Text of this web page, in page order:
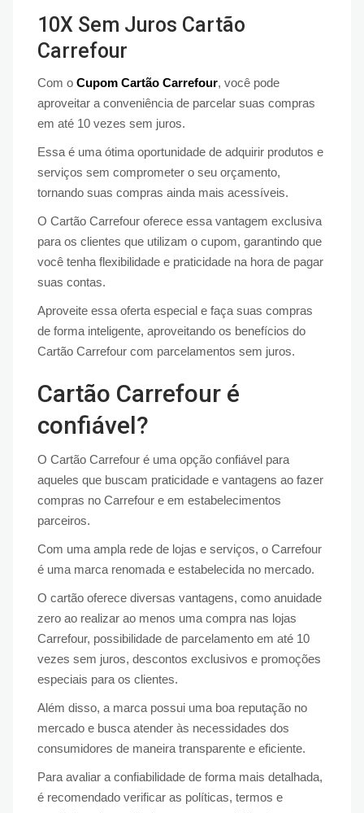
10X Sem Juros Cartão
Carrefour
Com o Cupom Cartão Carrefour, você pode
aproveitar a conveniência de parcelar suas compras
em até 10 vezes sem juros.
Essa é uma ótima oportunidade de adquirir produtos e
serviços sem comprometer o seu orçamento,
tornando suas compras ainda mais acessíveis.
O Cartão Carrefour oferece essa vantagem exclusiva
para os clientes que utilizam o cupom, garantindo que
você tenha flexibilidade e praticidade na hora de pagar
suas contas.
Aproveite essa oferta especial e faça suas compras
de forma inteligente, aproveitando os benefícios do
Cartão Carrefour com parcelamentos sem juros.
Cartão Carrefour é
confiável?
O Cartão Carrefour é uma opção confiável para
aqueles que buscam praticidade e vantagens ao fazer
compras no Carrefour e em estabelecimentos
parceiros.
Com uma ampla rede de lojas e serviços, o Carrefour
é uma marca renomada e estabelecida no mercado.
O cartão oferece diversas vantagens, como anuidade
zero ao realizar ao menos uma compra nas lojas
Carrefour, possibilidade de parcelamento em até 10
vezes sem juros, descontos exclusivos e promoções
especiais para os clientes.
Além disso, a marca possui uma boa reputação no
mercado e busca atender às necessidades dos
consumidores de maneira transparente e eficiente.
Para avaliar a confiabilidade de forma mais detalhada,
é recomendado verificar as políticas, termos e